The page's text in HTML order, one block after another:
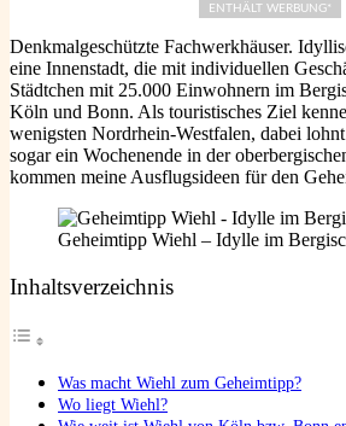
ENTHÄLT WERBUNG*
Denkmalgeschützte Fachwerkhäuser.
eine Innenstadt, die mit individuellen
Städtchen mit 25.000 Einwohnern im
Köln und Bonn. Als touristisches Ziel
wenigsten Nordrhein-Westfalen, dabei
sogar ein Wochenende in der
kommen meine Ausflugsideen für den
Geheimtipp Wiehl – Idylle im
Inhaltsverzeichnis
Was macht Wiehl zum Geheimtipp?
Wo liegt Wiehl?